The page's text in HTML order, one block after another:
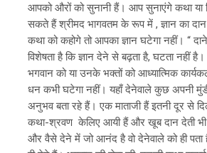
आपको औरों को सुनानी हैं। आप सुनाएंगे कथा या
सकते हैं श्रीमद भागवतम के रूप में , ज्ञान का दान
कथा को कहोगे तो आपका ज्ञान घटेगा नहीं। “
विशेषता है कि ज्ञान देने से बढ़ता है, घटता नहीं
भगवान को या उनके भक्तों को आध्यात्मिक
धन कभी घटेगा नहीं। यहाँ देनेवाले कुछ अपनी
अनुभव बता रहे हैं। एक माताजी हैं इतनी दूर से
कथा-श्रवण केलिए आयी हैं और खूब दान देती भी
और वैसे देने में जो आनंद है वो देनेवाले को ही